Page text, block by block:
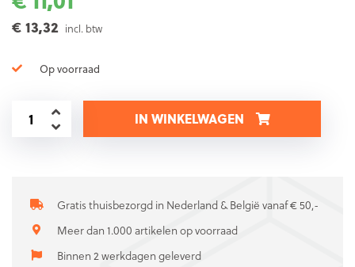
€ 13,32 incl. btw
Op voorraad
IN WINKELWAGEN
Gratis thuisbezorgd in Nederland & België vanaf € 50,-
Meer dan 1.000 artikelen op voorraad
Binnen 2 werkdagen geleverd